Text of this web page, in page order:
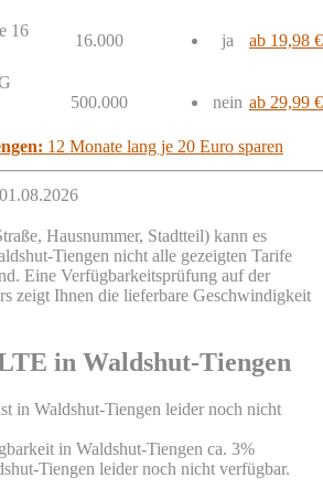
16
16.000 ja ab 19,98 €
500.000 nein ab 29,99 €
12 Monate lang je 20 Euro sparen
Hausnummer, Stadtteil) kann es
Tiengen nicht alle gezeigten Tarife
Eine Verfügbarkeitsprüfung auf der
zeigt Ihnen die lieferbare Geschwindigkeit
in Waldshut-Tiengen
in Waldshut-Tiengen leider noch nicht
in Waldshut-Tiengen ca. 3%
Tiengen leider noch nicht verfügbar.